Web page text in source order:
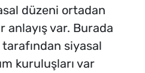
düzeni ortadan
anlayış var. Burada
siyasal
kuruluşları var